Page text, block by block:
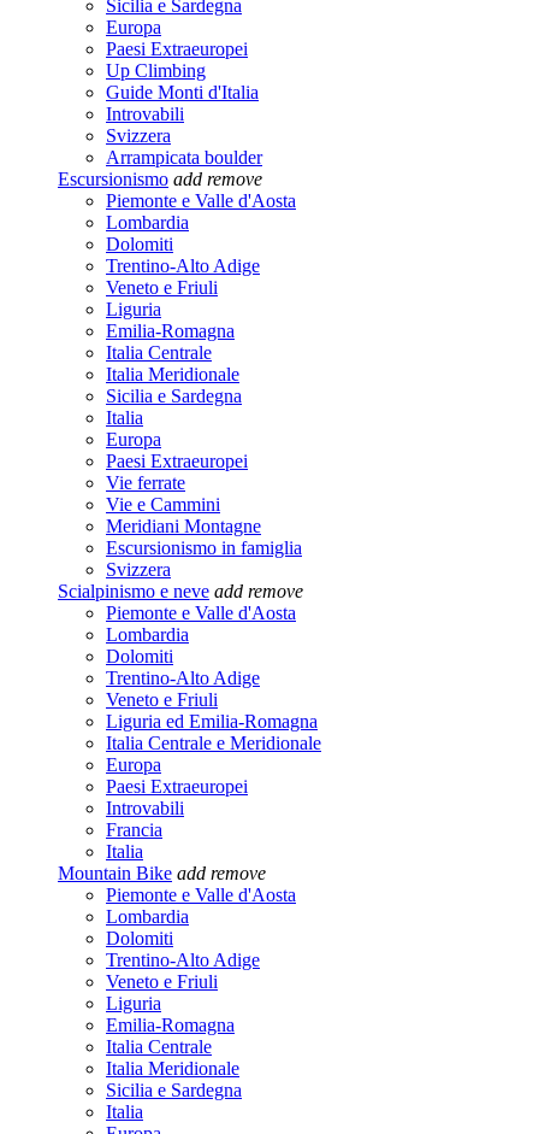
Sicilia e Sardegna
Europa
Paesi Extraeuropei
Up Climbing
Guide Monti d'Italia
Introvabili
Svizzera
Arrampicata boulder
Escursionismo add remove
Piemonte e Valle d'Aosta
Lombardia
Dolomiti
Trentino-Alto Adige
Veneto e Friuli
Liguria
Emilia-Romagna
Italia Centrale
Italia Meridionale
Sicilia e Sardegna
Italia
Europa
Paesi Extraeuropei
Vie ferrate
Vie e Cammini
Meridiani Montagne
Escursionismo in famiglia
Svizzera
Scialpinismo e neve add remove
Piemonte e Valle d'Aosta
Lombardia
Dolomiti
Trentino-Alto Adige
Veneto e Friuli
Liguria ed Emilia-Romagna
Italia Centrale e Meridionale
Europa
Paesi Extraeuropei
Introvabili
Francia
Italia
Mountain Bike add remove
Piemonte e Valle d'Aosta
Lombardia
Dolomiti
Trentino-Alto Adige
Veneto e Friuli
Liguria
Emilia-Romagna
Italia Centrale
Italia Meridionale
Sicilia e Sardegna
Italia